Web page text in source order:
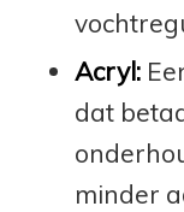
Acryl:
dat
minder